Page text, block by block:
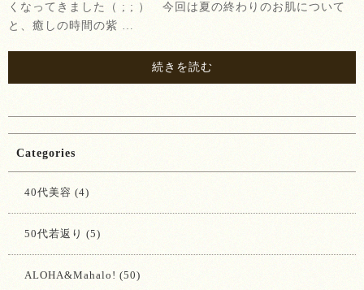
くなってきました（ ; ; ） 今回は夏の終わりのお肌について
と、癒しの時間の紫 …
続きを読む
Categories
40代美容 (4)
50代若返り (5)
ALOHA&Mahalo! (50)